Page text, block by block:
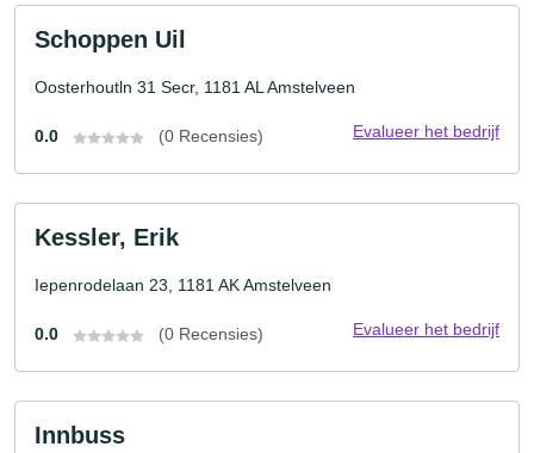
Schoppen Uil
Oosterhoutln 31 Secr, 1181 AL Amstelveen
0.0 (0 Recensies) Evalueer het bedrijf
Kessler, Erik
Iepenrodelaan 23, 1181 AK Amstelveen
0.0 (0 Recensies) Evalueer het bedrijf
Innbuss